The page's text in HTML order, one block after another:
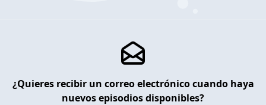
¿Quieres recibir un correo electrónico cuando haya
nuevos episodios disponibles?